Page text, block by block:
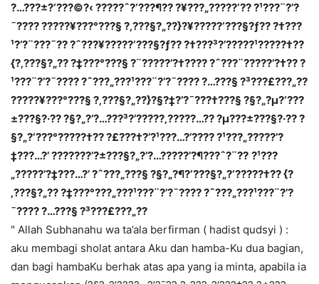
?…???±?‘???©?‹ ?????ˆ?‘???¶?? ?¥???„?????‘?? ?¹???¨?’?
¯???? ?????¥???°???§ ?‚???§?„??}?¥?????‘???§?ƒ?? ?†???
¹?’?¨???¯?? ?ˆ???¥?????‘???§?ƒ?? ?†???³?’?????¹?????†??
{?‚???§?„?? ?‡???°???§ ?¨?????’?†???? ?ˆ???¨?????’?†?? ?
¹???¨?’?¯???? ?ˆ???„???¹???¨?’?¯???? ?…???§ ?³???£???„??
?????¥???°???§ ?‚???§?„??}?§?‡?’?¯???†???§ ?§?„?µ?‘???
±???§?·?? ?§?„?’?…???³?’?????‚?????…?? ?µ???±???§?·?? ?
§?„?‘???°?????†?? ?£???†?’?¹???…?’???? ?¹???„?????’?
‡???…?’ ???????’?±???§?„?’?…?????’?¶???ˆ?¨?? ?¹???
„?????’?‡???…?’ ?ˆ???„???§ ?§?„?¶?‘???§?„?‘?????†?? {?
‚???§?„?? ?‡???°???„???¹???¨?’?¯???? ?ˆ???„???¹???¨?’?
¯???? ?…???§ ?³???£???„??
" Allah Subhanahu wa ta’ala berfirman ( hadist qudsyi ) :
aku membagi sholat antara Aku dan hamba-Ku dua bagian,
dan bagi hambaKu berhak atas apa yang ia minta, apabila ia